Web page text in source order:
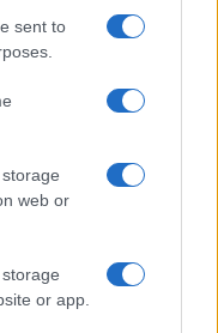
sent to
web or
or app.
ΑΚΟΜΑ